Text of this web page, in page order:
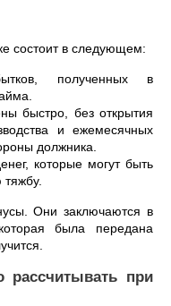
состоит в следующем:
полученных в
быстро, без открытия
и ежемесячных
должника.
которые могут быть
тяжбу.
Они заключаются в
была передана
при